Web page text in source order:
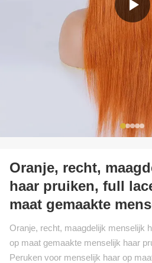
Oranje, recht,
haar pruiken, full
maat gemaakte
Oranje, recht, maagdelijk menselijk
op maat gemaakte menselijk haar
Peruken voor menselijk haar op